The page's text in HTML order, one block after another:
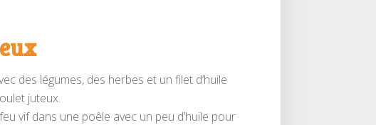
des légumes, des herbes et un filet d’huile
juteux.
vif dans une poêle avec un peu d’huile pour